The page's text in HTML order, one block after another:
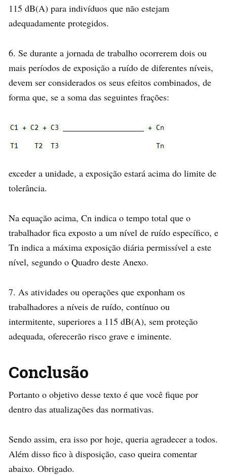
115 dB(A) para indivíduos que não estejam
adequadamente protegidos.
6. Se durante a jornada de trabalho ocorrerem dois ou
mais períodos de exposição a ruído de diferentes níveis,
devem ser considerados os seus efeitos combinados, de
forma que, se a soma das seguintes frações:
exceder a unidade, a exposição estará acima do limite de
tolerância.
Na equação acima, Cn indica o tempo total que o
trabalhador fica exposto a um nível de ruído específico, e
Tn indica a máxima exposição diária permissível a este
nível, segundo o Quadro deste Anexo.
7. As atividades ou operações que exponham os
trabalhadores a níveis de ruído, contínuo ou
intermitente, superiores a 115 dB(A), sem proteção
adequada, oferecerão risco grave e iminente.
Conclusão
Portanto o objetivo desse texto é que você fique por
dentro das atualizações das normativas.
Sendo assim, era isso por hoje, queria agradecer a todos.
Além disso fico à disposição, caso queira comentar
abaixo. Obrigado.